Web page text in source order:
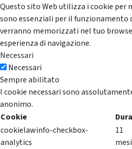
Questo sito Web utilizza i cookie per
sono essenziali per il funzionamento
verranno memorizzati nel tuo
esperienza di navigazione.
Necessari
Necessari
Sempre abilitato
I cookie necessari sono
anonimo.
Cookie
cookielawinfo-checkbox-
analytics
11
mesi